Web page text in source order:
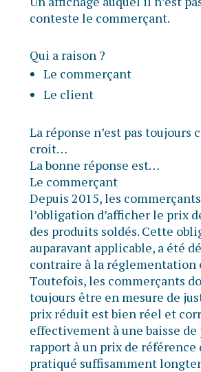
conteste le commerçant.
Qui a raison ?
Le commerçant
Le client
La réponse n’est pas toujours
croit…
La bonne réponse est…
Le commerçant
Depuis 2015, les
l’obligation d’afficher le prix
des produits soldés. Cette
auparavant applicable, a été
contraire à la réglementation
Toutefois, les commerçants
toujours être en mesure de
prix réduit est bien réel et
effectivement à une baisse de
rapport à un prix de référence
pratiqué suffisamment